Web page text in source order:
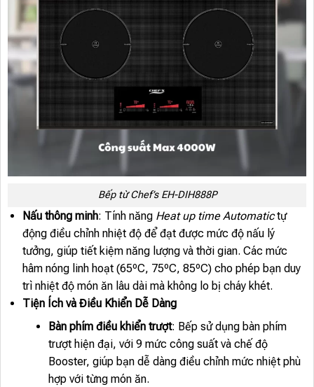
Bếp từ Chef’s EH-DIH888P
Nấu thông minh: Tính năng Heat up time Automatictự
động điều chỉnh nhiệt độ để đạt được mức độ nấu lý
tưởng, giúp tiết kiệm năng lượng và thời gian. Các mức
hâm nóng linh hoạt (65ºC, 75ºC, 85ºC) cho phép bạn duy
trì nhiệt độ món ăn lâu dài mà không lo bị cháy khét.
Tiện Ích và Điều Khiển Dễ Dàng
Bàn phím điều khiển trượt: Bếp sử dụng bàn phím
trượt hiện đại, với 9 mức công suất và chế độ
Booster, giúp bạn dễ dàng điều chỉnh mức nhiệt phù
hợp với từng món ăn.